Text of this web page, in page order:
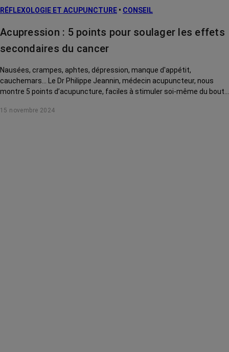
RÉFLEXOLOGIE ET ACUPUNCTURE • CONSEIL
Acupression : 5 points pour soulager les effets
secondaires du cancer
Nausées, crampes, aphtes, dépression, manque d'appétit,
cauchemars... Le Dr Philippe Jeannin, médecin acupuncteur, nous
montre 5 points d’acupuncture, faciles à stimuler soi-même du bout
traitements.
15 novembre 2024